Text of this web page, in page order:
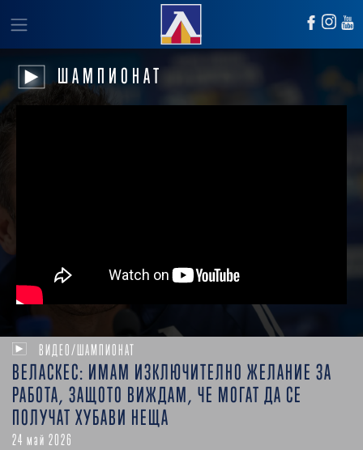
ШАМПИОНАТ
ВИДЕО/ШАМПИОНАТ
ВЕЛАСКЕС: ИМАМ ИЗКЛЮЧИТЕЛНО ЖЕЛАНИЕ ЗА
РАБОТА, ЗАЩОТО ВИЖДАМ, ЧЕ МОГАТ ДА СЕ
ПОЛУЧАТ ХУБАВИ НЕЩА
24 май 2026